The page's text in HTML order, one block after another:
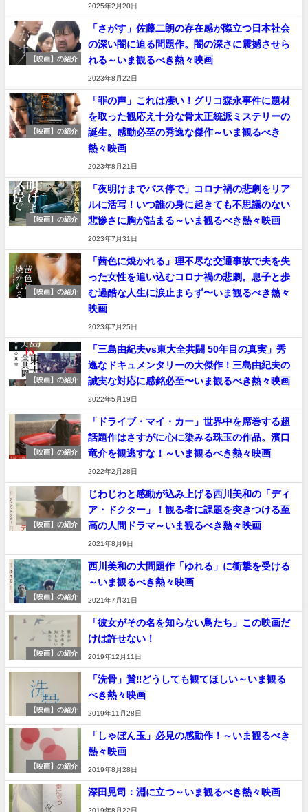
2025年2月20日
【映画】の紹介
「さがす」佐藤二朗の存在感が際立つ日本社会
の深い闇に迫る問題作。闇の深さに震撼させら
れる～いま観るべき熱々映画
2023年8月22日
【映画】の紹介
「罪の声」これは凄い！グリコ森永事件に題材
を取った観応え十分な骨太正統派ミステリーの
誕生。感動必至の秀逸な傑作～いま観るべき
熱々映画
2023年8月21日
【映画】の紹介
「夜明けまでバス停で」コロナ禍の悲劇をリア
ルに活写！いつ誰の身に起きても不思議のない
悲惨さに胸が詰まる～いま観るべき熱々映画
2023年7月31日
【映画】の紹介
「茜色に焼かれる」理不尽な交通事故で夫を失
った女性を追い込むコロナ禍の悲劇。息子と歩
む過酷な人生に涙止まらず〜いま観るべき熱々
映画
2023年7月25日
【映画】の紹介
「三島由紀夫vs東大全共闘 50年目の真実」秀
逸なドキュメンタリーの大傑作！三島由紀夫の
誠実な対応に感銘必至〜いま観るべき熱々映画
2022年5月19日
【映画】の紹介
「ドライブ・マイ・カー」世界中を席巻する超
話題作はさすがに心に染みる珠玉の作品。濱口
竜介を観逃すな！～いま観るべき熱々映画
2022年2月28日
【映画】の紹介
じわじわと感動が込み上げる西川美和の「ディ
ア・ドクター」！観る者に課題を突きつける至
高の人間ドラマ～いま観るべき熱々映画
2021年8月9日
【映画】の紹介
西川美和の大問題作「ゆれる」に衝撃を受ける
～いま観るべき熱々映画
2021年7月31日
【映画】の紹介
「彼女がその名を知らない鳥たち」この映画だ
けは許せない！
2019年12月11日
【映画】の紹介
「洗骨」賛‼️どうしても観てほしい～いま観る
べき熱々映画
2019年11月28日
【映画】の紹介
「しゃぼん玉」必見の感動作！～いま観るべき
熱々映画
2019年8月28日
深田晃司：淵に立つ～いま観るべき熱々映画
2019年8月22日